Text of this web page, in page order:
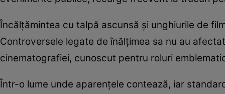
Încălțămintea cu talpă ascunsă și unghiurile de
Controversele legate de înălțimea sa nu au
cinematografiei, cunoscut pentru roluri
Într-o lume unde aparențele contează, iar